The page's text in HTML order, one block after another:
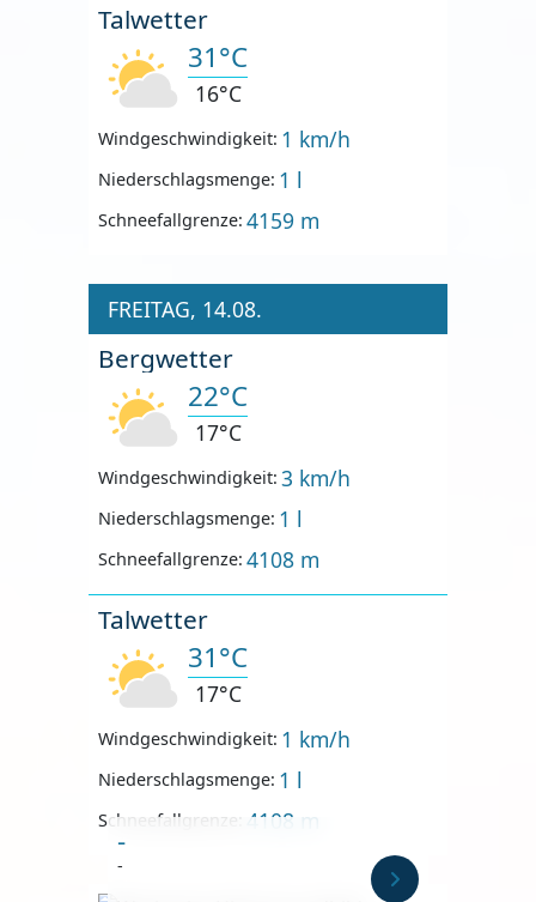
Talwetter
31°C
16°C
Windgeschwindigkeit: 1 km/h
Niederschlagsmenge: 1 l
Schneefallgrenze: 4159 m
FREITAG, 14.08.
Bergwetter
22°C
17°C
Windgeschwindigkeit: 3 km/h
Niederschlagsmenge: 1 l
Schneefallgrenze: 4108 m
Talwetter
31°C
17°C
Windgeschwindigkeit: 1 km/h
Niederschlagsmenge: 1 l
Schneefallgrenze: 4108 m
-
-